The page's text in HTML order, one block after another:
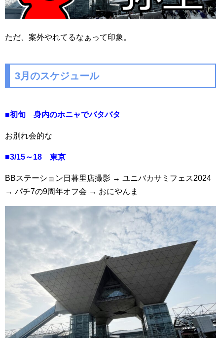
ただ、案外やれてるなぁって印象。
3月のスケジュール
■初旬 身内のホニャでバタバタ
お別れ会的な
■3/15～18 東京
BBステーション日暮里店撮影 → ユニバカサミフェス2024
→ パチ7の9周年オフ会 → おにやんま